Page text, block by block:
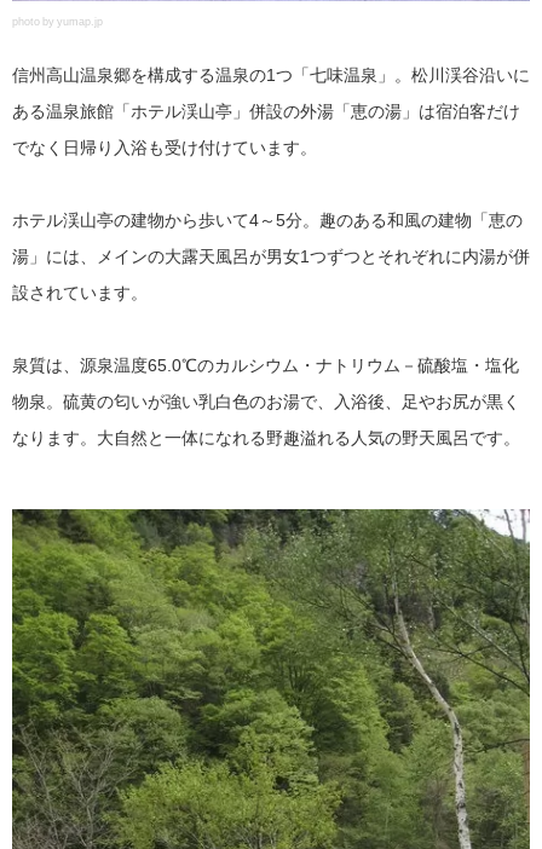
photo by yumap.jp
信州高山温泉郷を構成する温泉の1つ「七味温泉」。松川渓谷沿いに
ある温泉旅館「ホテル渓山亭」併設の外湯「恵の湯」は宿泊客だけ
でなく日帰り入浴も受け付けています。
ホテル渓山亭の建物から歩いて4～5分。趣のある和風の建物「恵の
湯」には、メインの大露天風呂が男女1つずつとそれぞれに内湯が併
設されています。
泉質は、源泉温度65.0℃のカルシウム・ナトリウム－硫酸塩・塩化
物泉。硫黄の匂いが強い乳白色のお湯で、入浴後、足やお尻が黒く
なります。大自然と一体になれる野趣溢れる人気の野天風呂です。